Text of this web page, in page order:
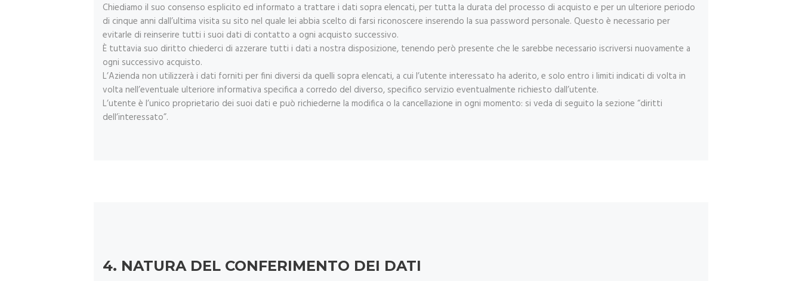
Chiediamo il suo consenso esplicito ed informato a trattare i dati sopra elencati, per tutta la durata del processo di acquisto e per un ulteriore periodo
di cinque anni dall’ultima visita su sito nel quale lei abbia scelto di farsi riconoscere inserendo la sua password personale. Questo è necessario per
evitarle di reinserire tutti i suoi dati di contatto a ogni acquisto successivo.
È tuttavia suo diritto chiederci di azzerare tutti i dati a nostra disposizione, tenendo però presente che le sarebbe necessario iscriversi nuovamente a
ogni successivo acquisto.
L’Azienda non utilizzerà i dati forniti per fini diversi da quelli sopra elencati, a cui l’utente interessato ha aderito, e solo entro i limiti indicati di volta in
volta nell’eventuale ulteriore informativa specifica a corredo del diverso, specifico servizio eventualmente richiesto dall’utente.
L’utente è l’unico proprietario dei suoi dati e può richiederne la modifica o la cancellazione in ogni momento: si veda di seguito la sezione “diritti
dell’interessato”.
4. NATURA DEL CONFERIMENTO DEI DATI